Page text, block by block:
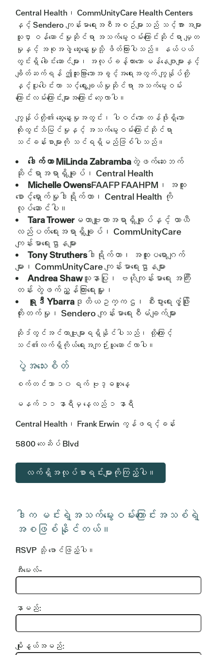
Central Health၊ CommUnityCare Health Centers
နှင့် Sendero ကျန်းမာရေးအစီအစဥ်များသည် သင့်အား အများ
သူငှာ ဝန်ဆောင်မှုဆိုင်ရာ အသက်မွေးဝမ်းကြောင်းဆိုင်ရာ မျှတ
မှုနှင့် အစုအဖွဲ့ ဆွေးနွေးမှုသို့ ဖိတ်ကြားပါသည်။ နယ်ပယ်
တွင်းရှိ ခေါင်းဆောင်များ၊ အလုပ်ခန့်ထားသော မန်နေဂျာများနှင့်
ချိတ်ဆက်ရန် ဤထူးခြားသောအခွင့်အရေးအတွက် ကျွန်ုပ်တို့
နှင့်ပူးပေါင်းကာ သင့်ရွေးချယ်မှုဆိုင်ရာ အသက်မွေးဝမ်း
ကြောင်းလမ်းကြောင်းများအကြောင်း လေ့လာပါ။
ကျွန်ုပ်တို့၏ ဆွေးနွေးမှုအတွင်း၊ ပါဝင်သော တန်ဖိုးရှိသော
ထိုးထွင်းသိမြင်မှုနှင့် အသက်မွေးဝမ်းကြောင်းဆိုင်ရာ
သင်ခန်းစာများကို သင်ရရှိမည်ဖြစ်ပါသည်။
ဒေါက်တာ MiLinda Zabramba တွဲဖက်ဆေးဘက်
ဆိုင်ရာအရာရှိချုပ်၊ Central Health
Michelle OwensFAAFP FAAHPM၊ အထူး
စောင့်ရှောက်မှုဒါရိုက်တာ၊ Central Health ကို
လုပ်ဆောင်ပါ။
Tara Trower မဟာဗျူဟာအရာရှိချုပ်နှင့် ယာယီ
လည်ပတ်ရေးအရာရှိချုပ်၊ CommUnityCare
ကျန်းမာရေးဌာနများ
Tony Struthersဒါရိုက်တာ၊ အထူးပရောဂျက်
များ၊ CommUnityCare ကျန်းမာရေးဌာနများ
Andrea Shawသူနာပြု၊ ဗဟိုကျန်းမာရေး အကြီး
တန်း တွဲဖက်ညွှန်ကြားရေးမှူး၊
ရူဒီ Ybarra ဒုတိယဥက္ကဌ၊ စီးပွားရေးဖွံ့ဖြိုး
တိုးတက်မှု၊ Sendero ကျန်းမာရေးစီမံချက်များ
ဆိုဒ်တွင်အင်တာဗျူးများရရှိနိုင်ပါသည်၊ ထို့ကြောင့်
သင်၏လက်ရှိကိုယ်ရေးအကျဉ်းယူဆောင်လာပါ။
ပွဲအသေးစိတ်
စက်တင်ဘာ ၁၀ ရက် ဗုဒ္ဓဟူးနေ့
မနက် ၁၁ နာရီမှ နေ့လည် ၁ နာရီ
Central Health၊ Frank Erwin ကွန်ဖရင့်ခန်း
5800 လေဆိပ် Blvd
လက်ရှိအလုပ်စာရင်းများကိုကြည့်ပါ။
ဒါက မင်းရဲ့အသက်မွေးဝမ်းကြောင်းအသစ်ရဲ့
အစဖြစ်နိုင်တယ်။
RSVP သို့ ဖောင်ဖြည့်ပါ။
အီးမေးလ်-
နာမည်:
မျိုးနွယ်အမည်: